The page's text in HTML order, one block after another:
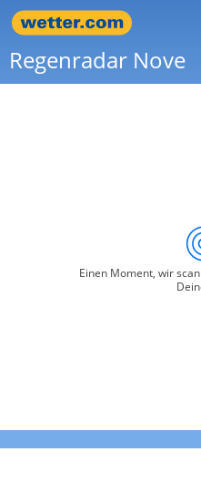
Regenradar Nove
Einen Moment, wir